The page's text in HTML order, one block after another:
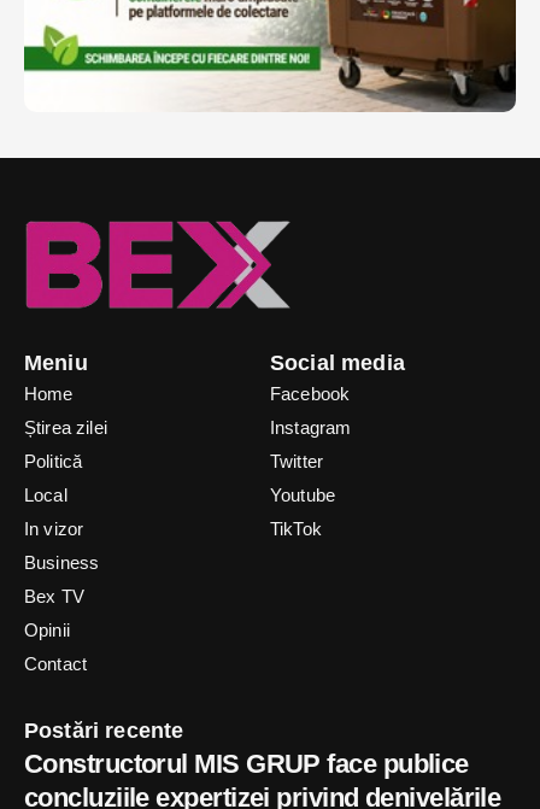
Meniu
Home
Știrea zilei
Politică
Local
In vizor
Business
Bex TV
Opinii
Contact
Social media
Facebook
Instagram
Twitter
Youtube
TikTok
Postări recente
Constructorul MIS GRUP face publice
concluziile expertizei privind denivelările